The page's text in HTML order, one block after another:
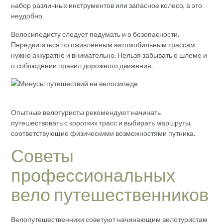
набор различных инструментов или запасное колесо, а это
неудобно.
Велосипедисту следует подумать и о безопасности.
Передвигаться по оживлённым автомобильным трассам
нужно аккуратно и внимательно. Нельзя забывать о шлеме и
о соблюдении правил дорожного движения.
Опытные велотуристы рекомендуют начинать
путешествовать с коротких трасс и выбирать маршруты,
соответствующие физическими возможностями путника.
Советы
профессиональных
вело путешественников
Велопутешественники советуют начинающим велотуристам